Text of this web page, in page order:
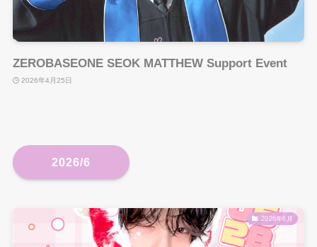
ZEROBASEONE SEOK MATTHEW Support Event
2026年4月25日
2026/6
2026年6月